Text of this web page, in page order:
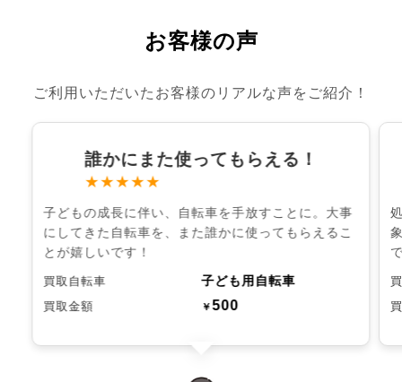
お客様の声
ご利用いただいたお客様のリアルな声をご紹介！
誰かにまた使ってもらえる！
★★★★★
子どもの成長に伴い、自転車を手放すことに。大事
にしてきた自転車を、また誰かに使ってもらえるこ
とが嬉しいです！
買取自転車 子ども用自転車
買取金額 ￥500